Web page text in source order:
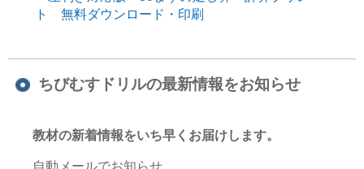
ト 無料ダウンロード・印刷
ちびむすドリルの最新情報をお知らせ
教材の新着情報をいち早くお届けします。
自動メールでお知らせ